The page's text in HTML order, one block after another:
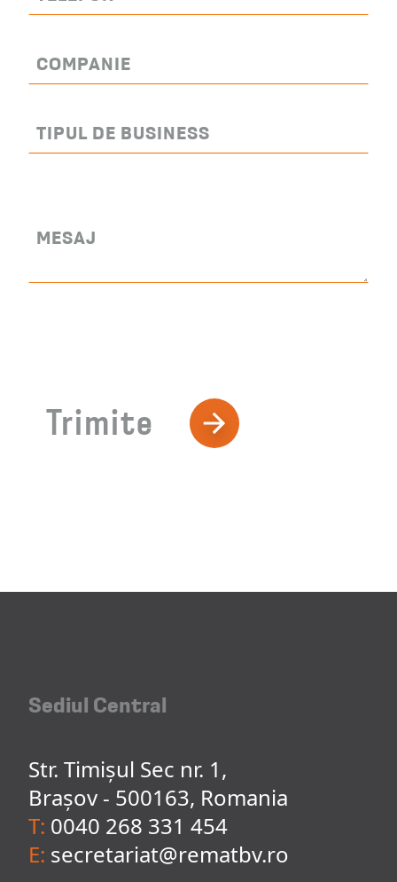
Trimite
Sediul Central
Str. Timișul Sec nr. 1,
Brașov - 500163, Romania
T: 0040 268 331 454
E: secretariat@rematbv.ro